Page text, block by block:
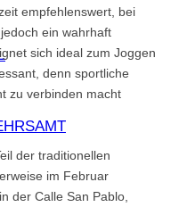
empfehlenswert, bei
ein wahrhaft
sich ideal zum Joggen
denn sportliche
zu verbinden macht
der traditionellen
im Februar
der Calle San Pablo,